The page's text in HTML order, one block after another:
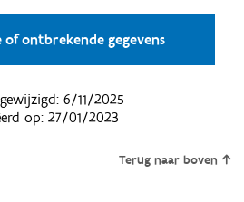
of ontbrekende gegevens
6/11/2025
op:27/01/2023
Terug naar boven